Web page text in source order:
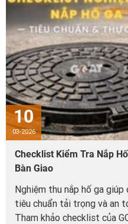
10
03-2026
Checklist Kiểm Tra Nắp
Bàn Giao
Nghiệm thu nắp hố ga
tiêu chuẩn tải trọng và an
Tham khảo checklist của